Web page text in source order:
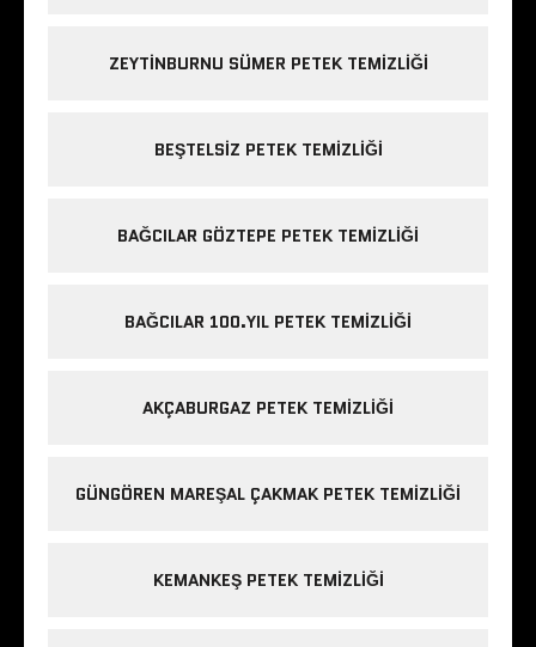
ZEYTINBURNU SÜMER PETEK TEMIZLIĞI
BEŞTELSIZ PETEK TEMIZLIĞI
BAĞCILAR GÖZTEPE PETEK TEMIZLIĞI
BAĞCILAR 100.YIL PETEK TEMIZLIĞI
AKÇABURGAZ PETEK TEMIZLIĞI
GÜNGÖREN MAREŞAL ÇAKMAK PETEK TEMIZLIĞI
KEMANKEŞ PETEK TEMIZLIĞI